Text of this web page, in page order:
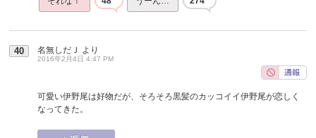
40 名無しだＪ より
2016年2月4日 4:47 PM
可愛い伊野尾は好物だが、そろそろ黒髪のカッコイイ伊野尾が恋しく
なってきた。